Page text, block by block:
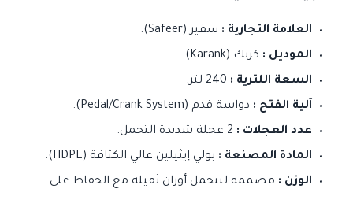
العلامة التجارية : سفير (Safeer).
الموديل : كرنك (Karank).
السعة اللترية :
آلية الفتح : دواسة قدم (Pedal/Crank System).
عدد العجلات :
المادة المصنعة : بولي إيثيلين عالي الكثافة (HDPE).
الوزن : مصممة لتتحمل أوزان ثقيلة مع الحفاظ على